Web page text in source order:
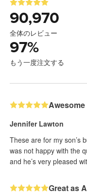
90,970
全体のレビュー
97%
もう一度注文する
Jennifer Lawton
These are for my son’s
was not happy with the
and he’s very pleased
Great as